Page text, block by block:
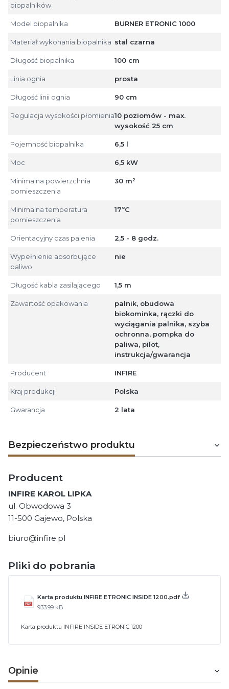
biopalników
Model biopalnika BURNER ETRONIC 1000
Materiał wykonania biopalnika stal czarna
Długość biopalnika 100 cm
Linia ognia prosta
Długość linii ognia 90 cm
Regulacja wysokości płomienia10 poziomów - max.
wysokość 25 cm
Pojemność biopalnika 6,5 l
Moc 6,5 kW
Minimalna powierzchnia
pomieszczenia
30 m²
Minimalna temperatura
pomieszczenia
17ºC
Orientacyjny czas palenia 2,5 - 8 godz.
Wypełnienie absorbujące
paliwo
nie
Długość kabla zasilającego 1,5 m
Zawartość opakowania
palnik, obudowa
biokominka, rączki do
wyciągania palnika, szyba
ochronna, pompka do
paliwa, pilot,
instrukcja/gwarancja
Producent INFIRE
Kraj produkcji Polska
Gwarancja 2 lata
Bezpieczeństwo produktu
Producent
INFIRE KAROL LIPKA
ul. Obwodowa 3
11-500 Gajewo, Polska
biuro@infire.pl
Pliki do pobrania
Karta produktu INFIRE ETRONIC INSIDE 1200.pdf
933.99 kB
Karta produktu INFIRE INSIDE ETRONIC 1200
Opinie